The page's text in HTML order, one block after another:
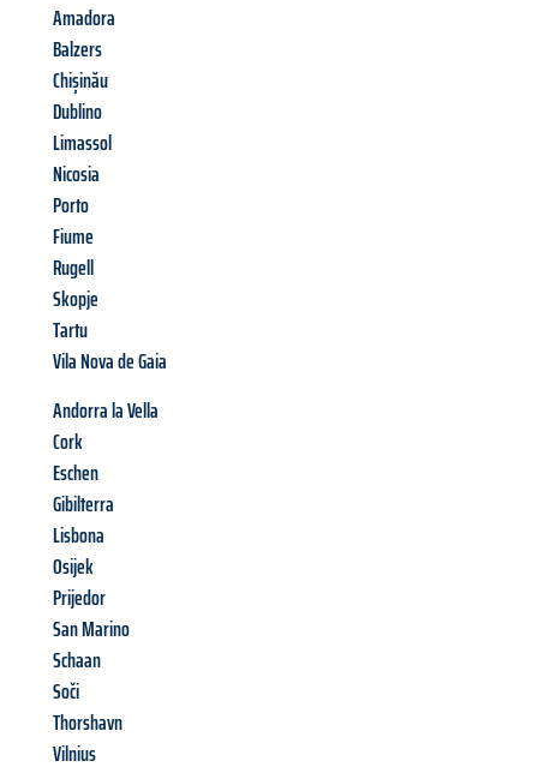
Amadora
Balzers
Chișinău
Dublino
Limassol
Nicosia
Porto
Fiume
Rugell
Skopje
Tartu
Vila Nova de Gaia
Andorra la Vella
Cork
Eschen
Gibilterra
Lisbona
Osijek
Prijedor
San Marino
Schaan
Soči
Thorshavn
Vilnius